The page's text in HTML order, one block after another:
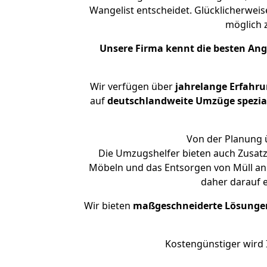
Wangelist entscheidet.
möglich
Unsere Firma kennt die besten
Wir verfügen überjahrelange
aufdeutschlandweite Umzüge
Von der Planung
Die Umzugshelfer bieten auch
Möbeln und das Entsorgen von Müll
daher darauf
Wir bieten maßgeschneiderte
Kostengünstiger wird